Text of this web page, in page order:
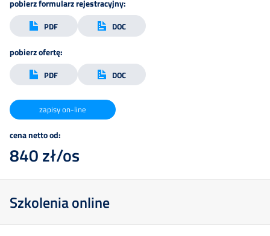
Doradztwo
Doświadczenie
Kontakt
Zapisz
się
pobierz formularz rejestracyjny:
PDF DOC
pobierz ofertę:
PDF DOC
zapisy on-line
cena netto od:
840 zł/os
Szkolenia online